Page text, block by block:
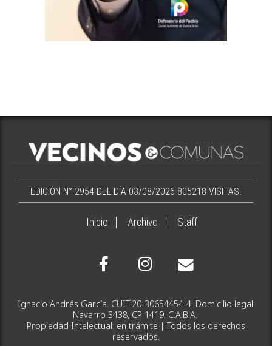
EDICIÓN N° 2954 DEL DÍA 03/08/2026 805218 VISITAS.
Inicio Archivo Staff
Ignacio Andrés García. CUIT:20-30654454-4. Domicilio legal:
Navarro 3438, CP 1419, C.A.B.A.
Propiedad Intelectual: en trámite | Todos los derechos
reservados.